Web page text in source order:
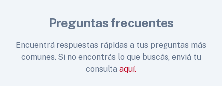
Preguntas frecuentes
Encuentrá respuestas rápidas a tus preguntas más
comunes. Si no encontrás lo que buscás, enviá tu
consulta aquí.